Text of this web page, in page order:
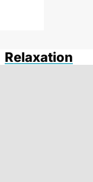
Relaxation